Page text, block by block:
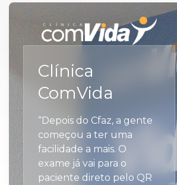
Clínica
ComVida
“Depois do Cfaz, a gente
começou a ter uma
facilidade a mais. O
exame já vai para o
paciente direto pelo QR